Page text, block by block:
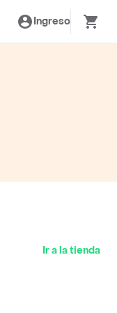
Ingreso
Ir a la tienda